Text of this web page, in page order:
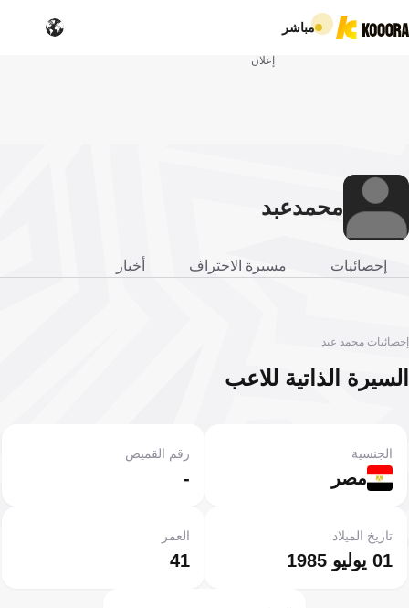
مباشر
إعلان
محمدعبد
إحصائيات مسيرة الاحتراف أخبار
إحصائيات محمد عبد
السيرة الذاتية للاعب
مصر
الجنسية
-
رقم القميص
01 يوليو 1985
تاريخ الميلاد
41
العمر